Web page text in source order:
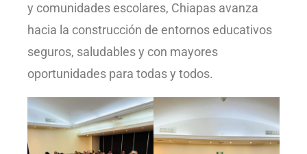
y comunidades escolares, Chiapas avanza
hacia la construcción de entornos educativos
seguros, saludables y con mayores
oportunidades para todas y todos.